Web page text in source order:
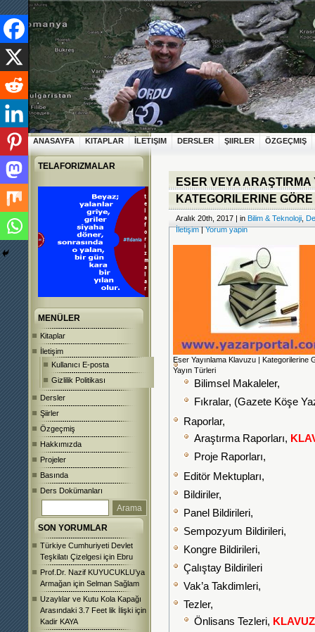
ANASAYFA KITAPLAR İLETIŞIM DERSLER ŞIIRLER ÖZGEÇMIŞ
TELAFORIZMALAR
MENÜLER
Kitaplar
İletişim
Kullanıcı E-posta
Gizlilik Politikası
Dersler
Şiirler
Özgeçmiş
Hakkımızda
Projeler
Basında
Ders Dokümanları
SON YORUMLAR
Türkiye Cumhuriyeti Devlet
Teşkilatı Çizelgesi için Ebru
Prof.Dr. Nazif KUYUCUKLU’ya
Armağan için Selman Sağlam
Uzaylılar ve Kutu Kola Kapağı
Arasındaki 3.7 Feet lik İlişki için
Kadir KAYA
ESER VEYA
KATEGORILERINE
Aralık 20th, 2017 | in Bilim & Teknoloji
İletişim|Yorum yapin
Eser Yayınlama Klavuzu | Kategorilerine
Yayın Türleri
Bilimsel Makaleler,
Fıkralar, (Gazete Köşe
Raporlar,
Araştırma Raporları,
Proje Raporları,
Editör Mektupları,
Bildiriler,
Panel Bildirileri,
Sempozyum Bildirileri,
Kongre Bildirileri,
Çalıştay Bildirileri
Vak’a Takdimleri,
Tezler,
Önlisans Tezleri,